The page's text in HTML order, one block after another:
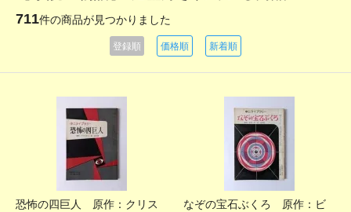
711件の商品が見つかりました
登録順 価格順 新着順
恐怖の四巨人 原作：クリス
なぞの宝石ぶくろ 原作：ビ